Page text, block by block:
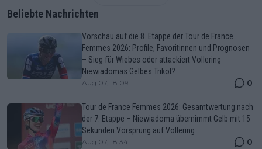
Beliebte Nachrichten
Vorschau auf die 8. Etappe der Tour de France
Femmes 2026: Profile, Favoritinnen und Prognosen
– Sieg für Wiebes oder attackiert Vollering
Niewiadomas Gelbes Trikot?
Aug 07, 18:09 0
Tour de France Femmes 2026: Gesamtwertung nach
der 7. Etappe – Niewiadoma übernimmt Gelb mit 15
Sekunden Vorsprung auf Vollering
Aug 07, 18:34 0